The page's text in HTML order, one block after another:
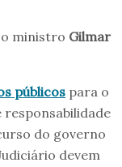
o ministro Gilmar
públicos para o
responsabilidade
do governo
devem